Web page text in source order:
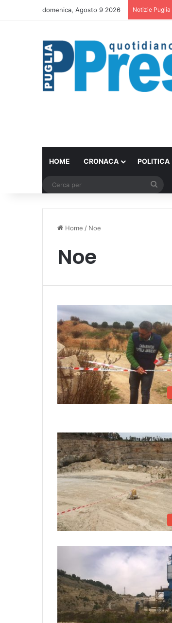
domenica, Agosto 9 2026 Notizie Puglia
HOME CRONACA POLITICA
Home / Noe
Noe